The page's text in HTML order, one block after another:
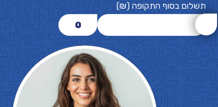
תשלום בסוף התקופה (₪)
0